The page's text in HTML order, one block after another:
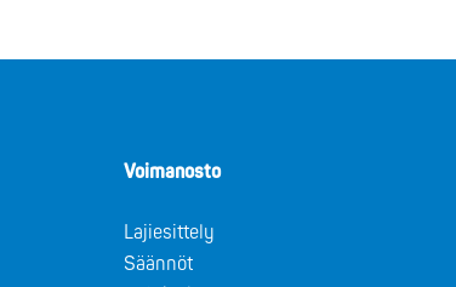
Voimanosto
Lajiesittely
Säännöt